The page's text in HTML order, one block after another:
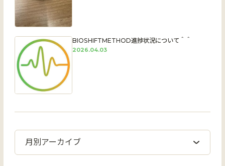
BIOSHIFTMETHOD進捗状況について＾＾
2026.04.03